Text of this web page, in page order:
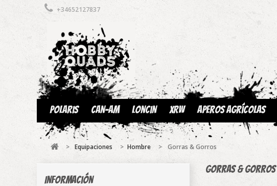
+34652127837
Polaris Can-am Loncin XRW Aperos Agrícolas
> Equipaciones > Hombre > Gorras & Gorros
Información
Gorras & Gorros